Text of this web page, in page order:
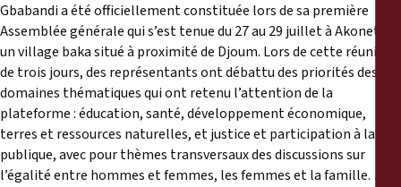
Gbabandi a été officiellement constituée lors de sa première
Assemblée générale qui s’est tenue du 27 au 29 juillet à Akonetyé,
un village baka situé à proximité de Djoum. Lors de cette réunion
de trois jours, des représentants ont débattu des priorités des six
domaines thématiques qui ont retenu l’attention de la
plateforme : éducation, santé, développement économique,
terres et ressources naturelles, et justice et participation à la vie
publique, avec pour thèmes transversaux des discussions sur
l’égalité entre hommes et femmes, les femmes et la famille.